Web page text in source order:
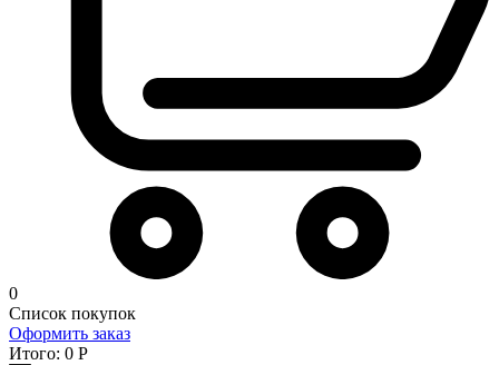
0
Список покупок
Оформить заказ
Итого: 0 Р